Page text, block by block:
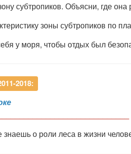
субтропиков. Объясни, где
зоны субтропиков по
у моря, чтобы отдых был
2018:
о роли леса в жизни